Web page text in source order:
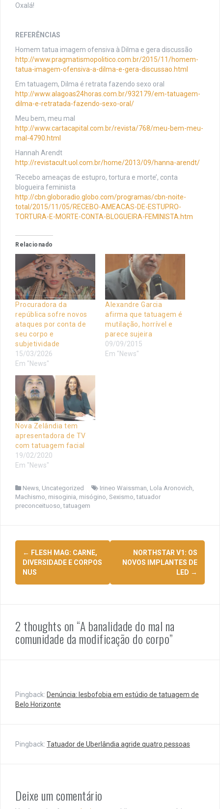
Oxalá!
REFERÊNCIAS
Homem tatua imagem ofensiva à Dilma e gera discussão
http://www.pragmatismopolitico.com.br/2015/11/homem-
tatua-imagem-ofensiva-a-dilma-e-gera-discussao.html
Em tatuagem, Dilma é retrata fazendo sexo oral
http://www.alagoas24horas.com.br/932179/em-tatuagem-
dilma-e-retratada-fazendo-sexo-oral/
Meu bem, meu mal
http://www.cartacapital.com.br/revista/768/meu-bem-meu-
mal-4790.html
Hannah Arendt
http://revistacult.uol.com.br/home/2013/09/hanna-arendt/
‘Recebo ameaças de estupro, tortura e morte’, conta
blogueira feminista
http://cbn.globoradio.globo.com/programas/cbn-noite-
total/2015/11/05/RECEBO-AMEACAS-DE-ESTUPRO-
TORTURA-E-MORTE-CONTA-BLOGUEIRA-FEMINISTA.htm
Relacionado
Procuradora da
república sofre novos
ataques por conta de
seu corpo e
subjetividade
15/03/2026
Em "News"
Alexandre Garcia
afirma que tatuagem é
mutilação, horrível e
parece sujeira
09/09/2015
Em "News"
Nova Zelândia tem
apresentadora de TV
com tatuagem facial
19/02/2020
Em "News"
News, Uncategorized Irineo Waissman, Lola Aronovich,
Machismo, misoginia, misógino, Sexismo,tatuador
preconceituoso,tatuagem
Navegação
de
posts
← FLESH MAG: CARNE,
DIVERSIDADE E CORPOS
NUS
NORTHSTAR V1: OS
NOVOS IMPLANTES DE
LED →
2 thoughts on “A banalidade do mal na
comunidade da modificação do corpo”
Pingback: Denúncia: lesbofobia em estúdio de tatuagem de
Belo Horizonte
Pingback: Tatuador de Uberlândia agride quatro pessoas
Deixe um comentário